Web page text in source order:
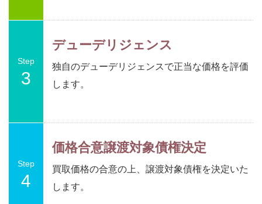
Step
3
デューデリジェンス
独自のデューデリジェンスで正当な価格を評価
します。
Step
4
価格合意譲渡対象債権決定
買取価格の合意の上、譲渡対象債権を決定いた
します。